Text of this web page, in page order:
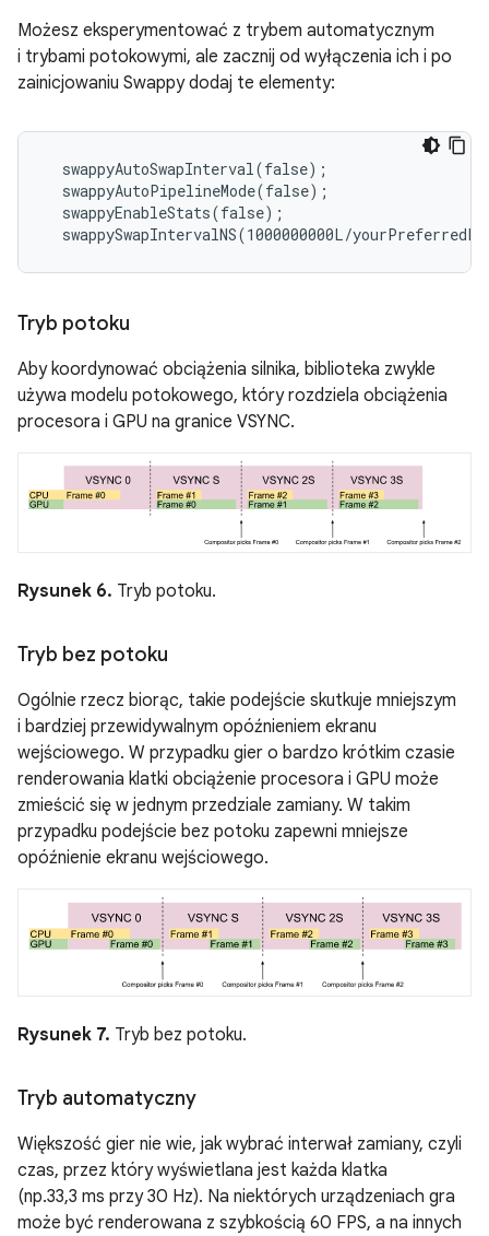
Możesz eksperymentować z trybem automatycznym
i trybami potokowymi, ale zacznij od wyłączenia ich i po
zainicjowaniu Swappy dodaj te elementy:
  swappyAutoSwapInterval(false);
  swappyAutoPipelineMode(false);
  swappyEnableStats(false);
Tryb potoku
Aby koordynować obciążenia silnika, biblioteka zwykle
używa modelu potokowego, który rozdziela obciążenia
procesora i GPU na granice VSYNC.
Rysunek 6. Tryb potoku.
Tryb bez potoku
Ogólnie rzecz biorąc, takie podejście skutkuje mniejszym
i bardziej przewidywalnym opóźnieniem ekranu
wejściowego. W przypadku gier o bardzo krótkim czasie
renderowania klatki obciążenie procesora i GPU może
zmieścić się w jednym przedziale zamiany. W takim
przypadku podejście bez potoku zapewni mniejsze
opóźnienie ekranu wejściowego.
Rysunek 7. Tryb bez potoku.
Tryb automatyczny
Większość gier nie wie, jak wybrać interwał zamiany, czyli
czas, przez który wyświetlana jest każda klatka
(np.33,3 ms przy 30 Hz). Na niektórych urządzeniach gra
może być renderowana z szybkością 60 FPS, a na innych